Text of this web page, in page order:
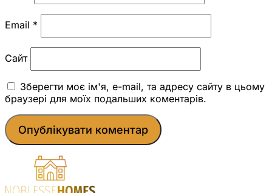
Email *
Сайт
Зберегти моє ім'я, e-mail, та адресу сайту в цьому
браузері для моїх подальших коментарів.